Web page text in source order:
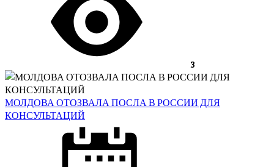
3
МОЛДОВА ОТОЗВАЛА ПОСЛА В РОССИИ ДЛЯ
КОНСУЛЬТАЦИЙ